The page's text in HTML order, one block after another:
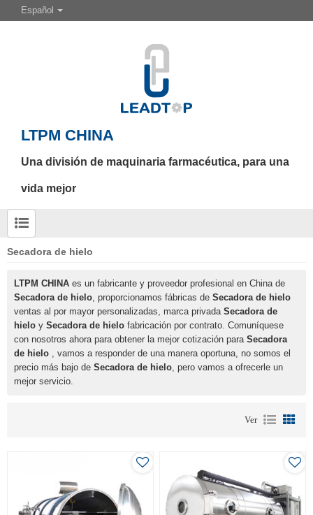
Español
LTPM CHINA
Una división de maquinaria farmacéutica, para una
vida mejor
Secadora de hielo
LTPM CHINA es un fabricante y proveedor profesional en China de
Secadora de hielo, proporcionamos fábricas de Secadora de hielo
ventas al por mayor personalizadas, marca privada Secadora de
hielo y Secadora de hielo fabricación por contrato. Comuníquese
con nosotros ahora para obtener la mejor cotización para Secadora
de hielo , vamos a responder de una manera oportuna, no somos el
precio más bajo de Secadora de hielo, pero vamos a ofrecerle un
mejor servicio.
Ver